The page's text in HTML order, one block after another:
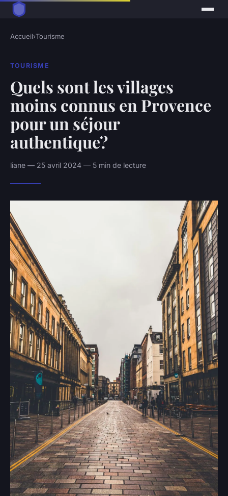
Accueil›Tourisme
TOURISME
Quels sont les villages
moins connus en Provence
pour un séjour
authentique?
liane — 25 avril 2024 — 5 min de lecture